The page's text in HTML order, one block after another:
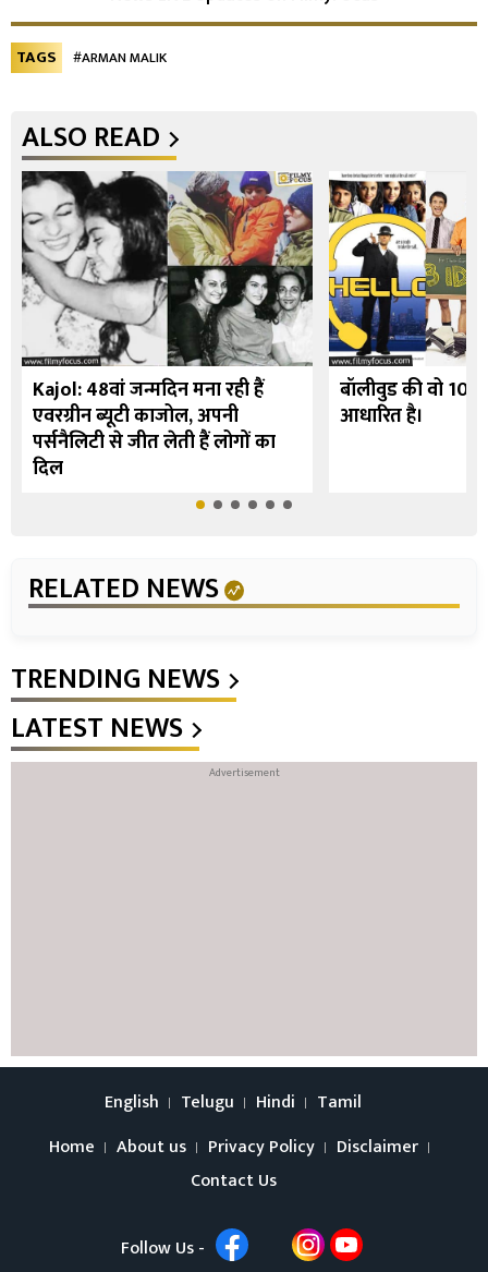
TAGS #ARMAN MALIK
ALSO READ
Kajol: 48वां जन्मदिन मना रही हैं
एवरग्रीन ब्यूटी काजोल, अपनी
पर्सनैलिटी से जीत लेती हैं लोगों का
दिल
बॉलीवुड की वो 10
आधारित है।
RELATED NEWS
TRENDING NEWS
LATEST NEWS
English Telugu Hindi
Tamil
Home
About us Privacy Policy
Disclaimer
Contact Us
Follow Us -